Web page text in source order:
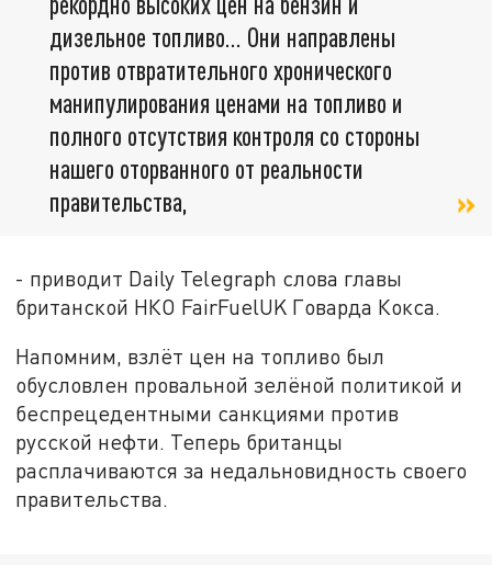
дизельное топливо… Они направлены
против отвратительного хронического
манипулирования ценами на топливо и
полного отсутствия контроля со стороны
нашего оторванного от реальности
правительства,
- приводит Daily Telegraph слова главы
британской НКО FairFuelUK Говарда Кокса.
Напомним, взлёт цен на топливо был
обусловлен провальной зелёной политикой и
беспрецедентными санкциями против
русской нефти. Теперь британцы
расплачиваются за недальновидность своего
правительства.